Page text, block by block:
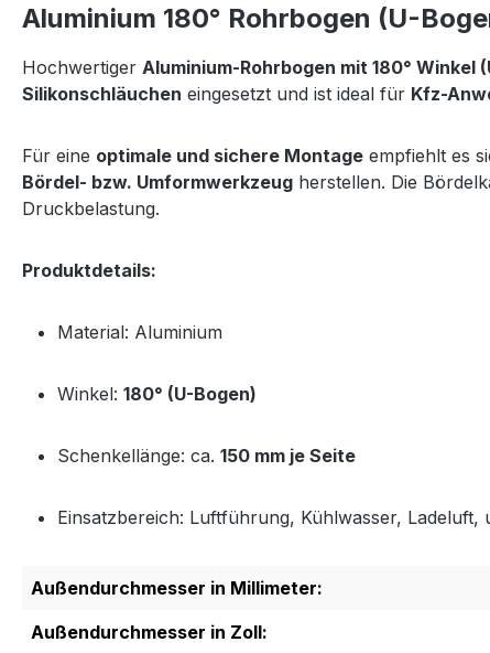
Aluminium 180° Rohrbogen (U-
Hochwertiger Aluminium-Rohrbogen mit 180° Winkel
Silikonschläuchen eingesetzt und ist ideal für Kfz-
Für eine optimale und sichere Montage empfiehlt es
Bördel- bzw. Umformwerkzeug herstellen. Die
Druckbelastung.
Produktdetails:
Material: Aluminium
Winkel: 180° (U-Bogen)
Schenkellänge: ca. 150 mm je Seite
Einsatzbereich: Luftführung, Kühlwasser, Ladeluft,
Außendurchmesser in Millimeter:
Außendurchmesser in Zoll: